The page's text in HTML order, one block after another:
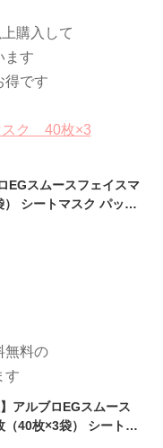
購入して
ます
得です
スク 40枚×3
EGスムースフェイスマ
シートマスク パック
アルブロフェイスマス
【S】
無料の
す
アルブロEGスムース
（40枚×3袋） シートマ